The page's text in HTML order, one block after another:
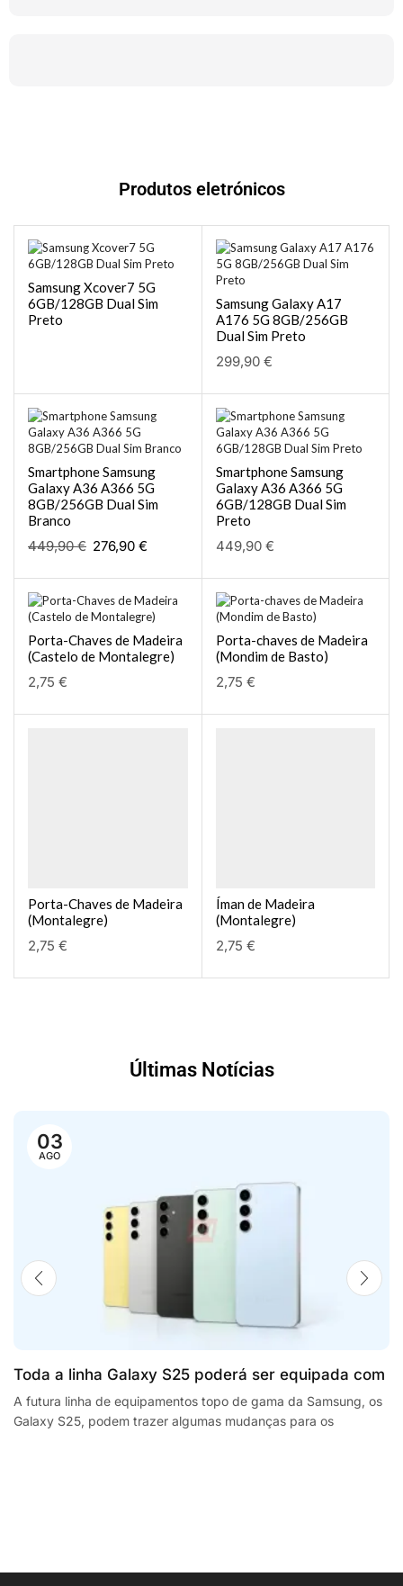
Produtos eletrónicos
Samsung Xcover7 5G
6GB/128GB Dual Sim
Preto
Samsung Galaxy A17
A176 5G 8GB/256GB
Dual Sim Preto
299,90 €
Smartphone Samsung
Galaxy A36 A366 5G
8GB/256GB Dual Sim
Branco
449,90€ 276,90 €
Smartphone Samsung
Galaxy A36 A366 5G
6GB/128GB Dual Sim
Preto
449,90 €
Porta-Chaves de Madeira
(Castelo de Montalegre)
2,75 €
Porta-chaves de Madeira
(Mondim de Basto)
2,75 €
Porta-Chaves de Madeira
(Montalegre)
2,75 €
Íman de Madeira
(Montalegre)
2,75 €
Últimas Notícias
03
AGO
Toda a linha Galaxy S25 poderá ser equipada com
processadores SnapdragonSegway Ninebot E2,
F2 Plus, and MaxG2 e-scooters review
A futura linha de equipamentos topo de gama da Samsung, os
Galaxy S25, podem trazer algumas mudanças para os